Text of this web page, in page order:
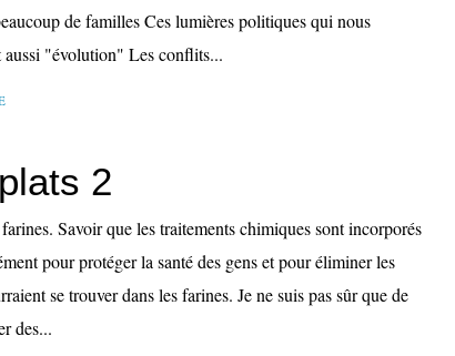
de familles Ces lumières politiques qui nous
aussi "évolution" Les conflits...
2
Savoir que les traitements chimiques sont incorporés
pour protéger la santé des gens et pour éliminer les
se trouver dans les farines. Je ne suis pas sûr que de
des...